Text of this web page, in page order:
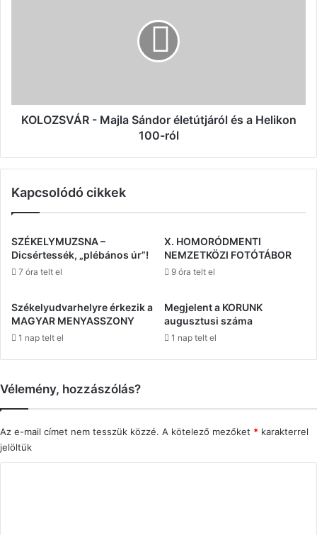
100-
KOLOZSVÁR - Majla Sándor életútjáról és a Helikon
100-ról
Kapcsolódó cikkek
SZÉKELYMUZSNA –
Dicsértessék, „plébános úr”!
7 óra telt el
X. HOMORÓDMENTI
NEMZETKÖZI FOTÓTÁBOR
9 óra telt el
Székelyudvarhelyre érkezik a
MAGYAR MENYASSZONY
1 nap telt el
Megjelent a KORUNK
augusztusi száma
1 nap telt el
Vélemény, hozzászólás?
Az e-mail címet nem tesszük közzé. A kötelező mezőket * karakterrel
jelöltük